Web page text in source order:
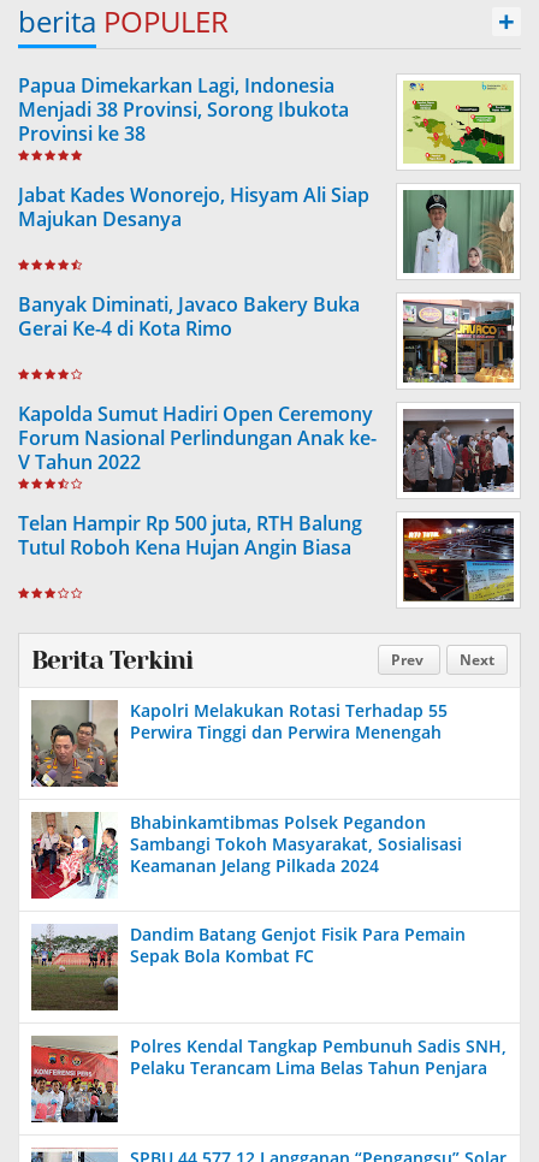
berita POPULER +
Papua Dimekarkan Lagi, Indonesia
Menjadi 38 Provinsi, Sorong Ibukota
Provinsi ke 38
Jabat Kades Wonorejo, Hisyam Ali Siap
Majukan Desanya
Banyak Diminati, Javaco Bakery Buka
Gerai Ke-4 di Kota Rimo
Kapolda Sumut Hadiri Open Ceremony
Forum Nasional Perlindungan Anak ke-
V Tahun 2022
Telan Hampir Rp 500 juta, RTH Balung
Tutul Roboh Kena Hujan Angin Biasa
Prev Next
Berita Terkini
Kapolri Melakukan Rotasi Terhadap 55
Perwira Tinggi dan Perwira Menengah
Bhabinkamtibmas Polsek Pegandon
Sambangi Tokoh Masyarakat, Sosialisasi
Keamanan Jelang Pilkada 2024
Dandim Batang Genjot Fisik Para Pemain
Sepak Bola Kombat FC
Polres Kendal Tangkap Pembunuh Sadis SNH,
Pelaku Terancam Lima Belas Tahun Penjara